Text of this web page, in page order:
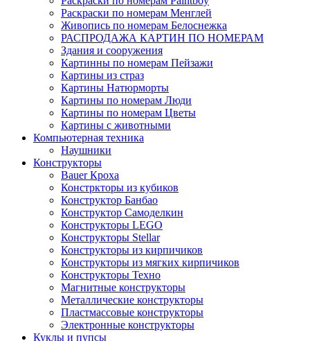
Раскраски по номерам Менглей
Живопись по номерам Белоснежка
РАСПРОДАЖА КАРТИН ПО НОМЕРАМ
Здания и сооружения
Картинны по номерам Пейзажи
Картины из страз
Картины Натюрморты
Картины по номерам Люди
Картины по номерам Цветы
Картины с животными
Компьютерная техника
Наушники
Конструкторы
Bauer Кроха
Констркторы из кубиков
Конструктор Банбао
Конструктор Самоделкин
Конструкторы LEGO
Конструкторы Stellar
Конструкторы из кирпичиков
Конструкторы из мягких кирпичиков
Конструкторы Техно
Магнитные конструкторы
Металлические конструкторы
Пластмассовые конструкторы
Электронные конструкторы
Куклы и пупсы